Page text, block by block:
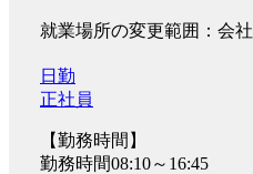
就業場所の変更範囲：会
日勤
正社員
【勤務時間】
勤務時間08:10～16:45